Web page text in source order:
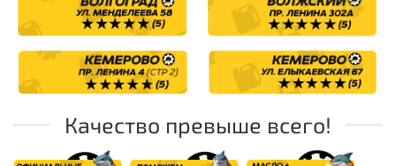
Качество превыше всего!